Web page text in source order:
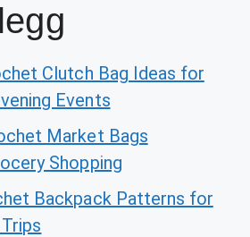
Clutch Bag Ideas for
Events
Market Bags
Shopping
Backpack Patterns for